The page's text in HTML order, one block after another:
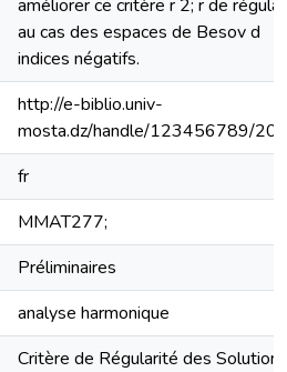
améliorer ce critère r 2; r de
au cas des espaces de Besov d
indices négatifs.
http://e-biblio.univ-
mosta.dz/handle/123456789/
fr
MMAT277;
Préliminaires
analyse harmonique
Critère de Régularité des Solutions